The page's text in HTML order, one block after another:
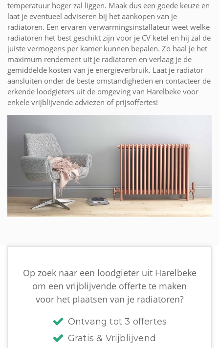
temperatuur hoger zal liggen. Maak dus een goede keuze en
laat je eventueel adviseren bij het aankopen van je
radiatoren. Een ervaren verwarmingsinstallateur weet welke
radiatoren het best geschikt zijn voor je CV ketel en hij zal de
juiste vermogens per kamer kunnen bepalen. Zo haal je het
maximum rendement uit je radiatoren en verlaag je de
gemiddelde kosten van je energieverbruik. Laat je radiator
aansluiten onder de beste omstandigheden en contacteer de
erkende loodgieters uit de omgeving van Harelbeke voor
enkele vrijblijvende adviezen of prijsoffertes!
Op zoek naar een loodgieter uit Harelbeke
om een vrijblijvende offerte te maken
voor het plaatsen van je radiatoren?
Ontvang tot 3 offertes
Gratis & Vrijblijvend